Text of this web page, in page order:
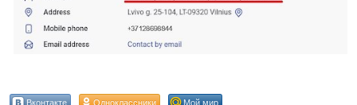
Вконтакте Одноклассники Мой мир